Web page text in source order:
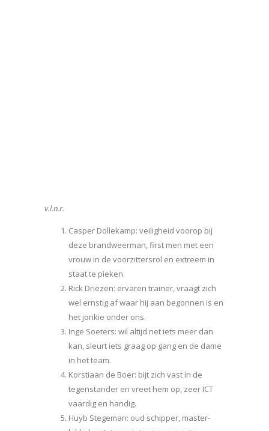
v.l.n.r.
Casper Dollekamp: veiligheid voorop bij
deze brandweerman, first men met een
vrouw in de voorzittersrol en extreem in
staat te pieken.
Rick Driezen: ervaren trainer, vraagt zich
wel ernstig af waar hij aan begonnen is en
het jonkie onder ons.
Inge Soeters: wil altijd net iets meer dan
kan, sleurt iets graag op gang en de dame
in het team.
Korstiaan de Boer: bijt zich vast in de
tegenstander en vreet hem op, zeer ICT
vaardig en handig.
Huyb Stegeman: oud schipper, master-